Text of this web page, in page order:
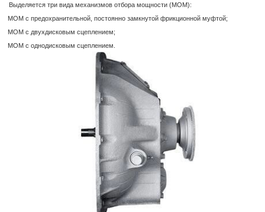
Выделяется три вида механизмов отбора мощности (МОМ):
МОМ с предохранительной, постоянно замкнутой фрикционной муфтой;
МОМ с двухдисковым сцеплением;
МОМ с однодисковым сцеплением.